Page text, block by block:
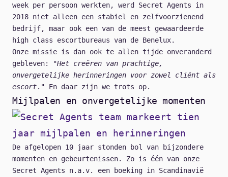
week per persoon werkten, werd Secret Agents in
2018 niet alleen een stabiel en zelfvoorzienend
bedrijf, maar ook een van de meest gewaardeerde
high class escortbureaus van de Benelux.
Onze missie is dan ook te allen tijde onveranderd
gebleven: "Het creëren van prachtige,
onvergetelijke herinneringen voor zowel cliënt als
escort." En daar zijn we trots op.
Mijlpalen en onvergetelijke momenten
De afgelopen 10 jaar stonden bol van bijzondere
momenten en gebeurtenissen. Zo is één van onze
Secret Agents n.a.v. een boeking in Scandinavië